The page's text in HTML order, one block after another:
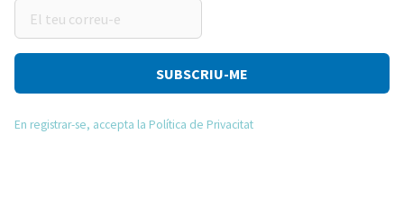
teu
correu-
En registrar-se, accepta la Política de Privacitat